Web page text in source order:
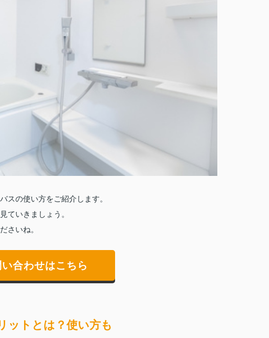
スの使い方をご紹介します。
ていきましょう。
さいね。
合わせはこちら
ットとは？使い方も